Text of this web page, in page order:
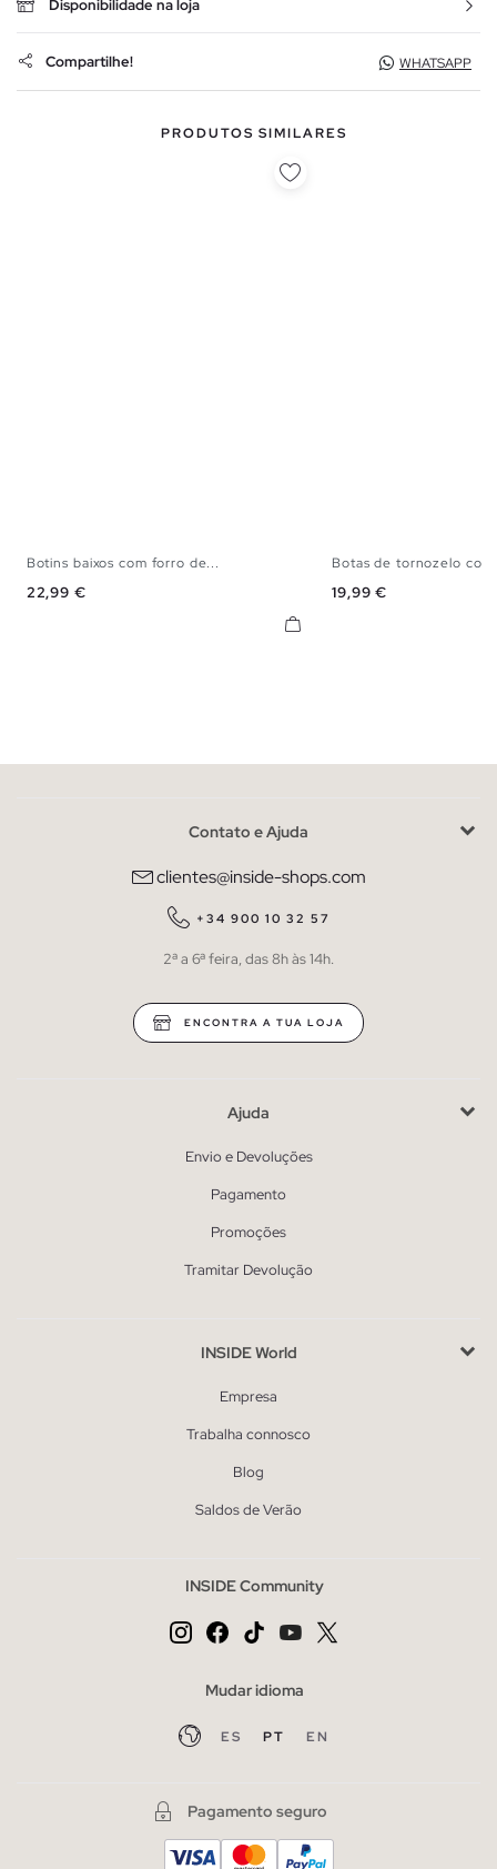
Disponibilidade na loja
Compartilhe! WHATSAPP
PRODUTOS SIMILARES
Botins baixos com forro de...
Preço
22,99 €
Botas de tornozelo
Preço
19,99 €
Contato e Ajuda
clientes@inside-shops.com
+34 900 10 32 57
2ª a 6ª feira, das 8h às 14h.
ENCONTRA A TUA LOJA
Ajuda
Envio e Devoluções
Pagamento
Promoções
Tramitar Devolução
INSIDE World
Empresa
Trabalha connosco
Blog
Saldos de Verão
INSIDE Community
Mudar idioma
ES PT EN
Pagamento seguro